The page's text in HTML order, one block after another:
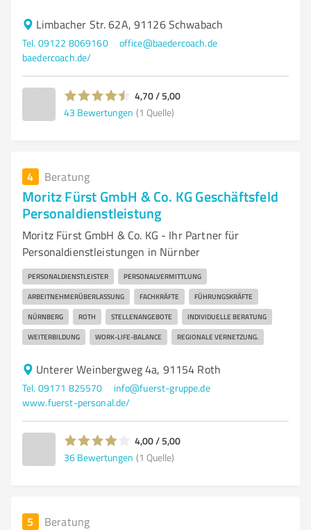
Limbacher Str. 62A, 91126 Schwabach
Tel. 09122 8069160
office@baedercoach.de
baedercoach.de/
4,70 / 5,00
43 Bewertungen (1 Quelle)
4 Beratung
Moritz Fürst GmbH & Co. KG Geschäftsfeld
Personaldienstleistung
Moritz Fürst GmbH & Co. KG - Ihr Partner für
Personaldienstleistungen in Nürnber
PERSONALDIENSTLEISTER PERSONALVERMITTLUNG
ARBEITNEHMERÜBERLASSUNG FACHKRÄFTE FÜHRUNGSKRÄFTE
NÜRNBERG ROTH STELLENANGEBOTE INDIVIDUELLE BERATUNG
WEITERBILDUNG WORK-LIFE-BALANCE REGIONALE VERNETZUNG.
Unterer Weinbergweg 4a, 91154 Roth
Tel. 09171 825570
info@fuerst-gruppe.de
www.fuerst-personal.de/
4,00 / 5,00
36 Bewertungen (1 Quelle)
5 Beratung